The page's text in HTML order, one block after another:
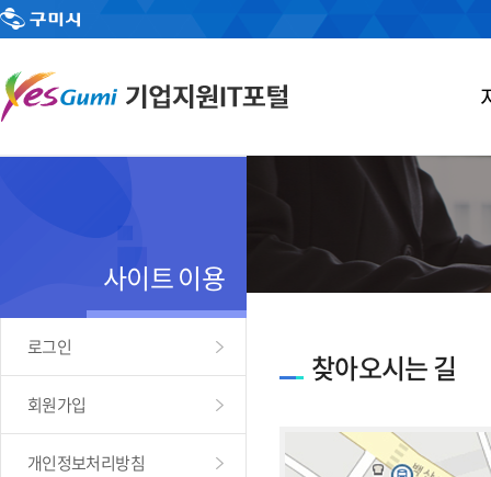
사이트 이용
로그인
회원가입
개인정보처리방침
찾아오시는 길